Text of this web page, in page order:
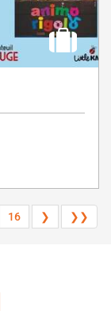
16 ❯ ❯❯